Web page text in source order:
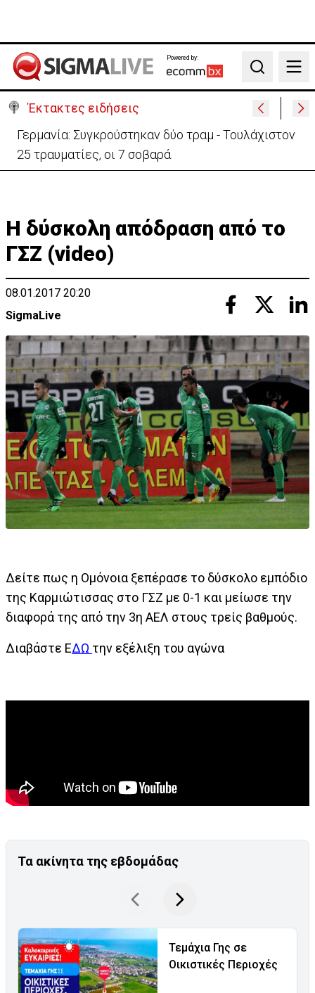
Powered by:
Search
Έκτακτες ειδήσεις
Γερμανία: Συγκρούστηκαν δύο τραμ - Τουλάχιστον
25 τραυματίες, οι 7 σοβαρά
Η δύσκολη απόδραση από το
ΓΣΖ (video)
08.01.2017 20:20
SigmaLive
Δείτε πως η Ομόνοια ξεπέρασε το δύσκολο εμπόδιο
της Καρμιώτισσας στο ΓΣΖ με 0-1 και μείωσε την
διαφορά της από την 3η ΑΕΛ στους τρείς βαθμούς.
Διαβάστε ΕΔΩ την εξέλιξη του αγώνα
Τα ακίνητα της εβδομάδας
Τεμάχια Γης σε
Οικιστικές Περιοχές